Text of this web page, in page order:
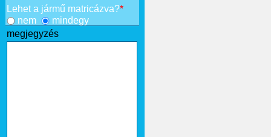
Lehet a jármű matricázva?*
nem
mindegy
megjegyzés